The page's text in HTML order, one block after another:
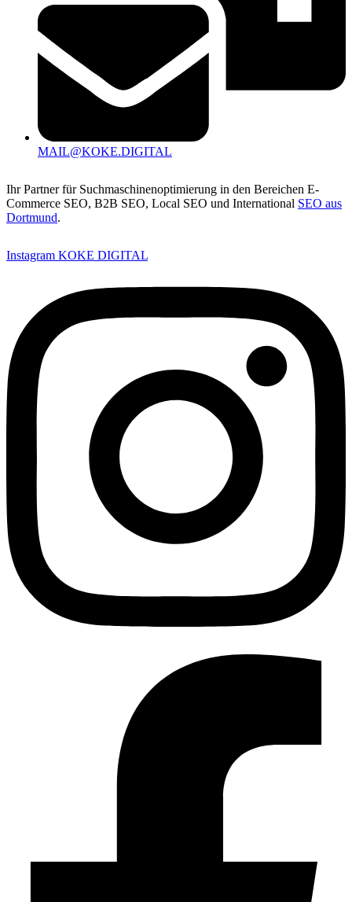
MAIL@KOKE.DIGITAL
Ihr Partner für Suchmaschinenoptimierung in den Bereichen E-
Commerce SEO, B2B SEO, Local SEO und International SEO aus
Dortmund.
Instagram KOKE DIGITAL